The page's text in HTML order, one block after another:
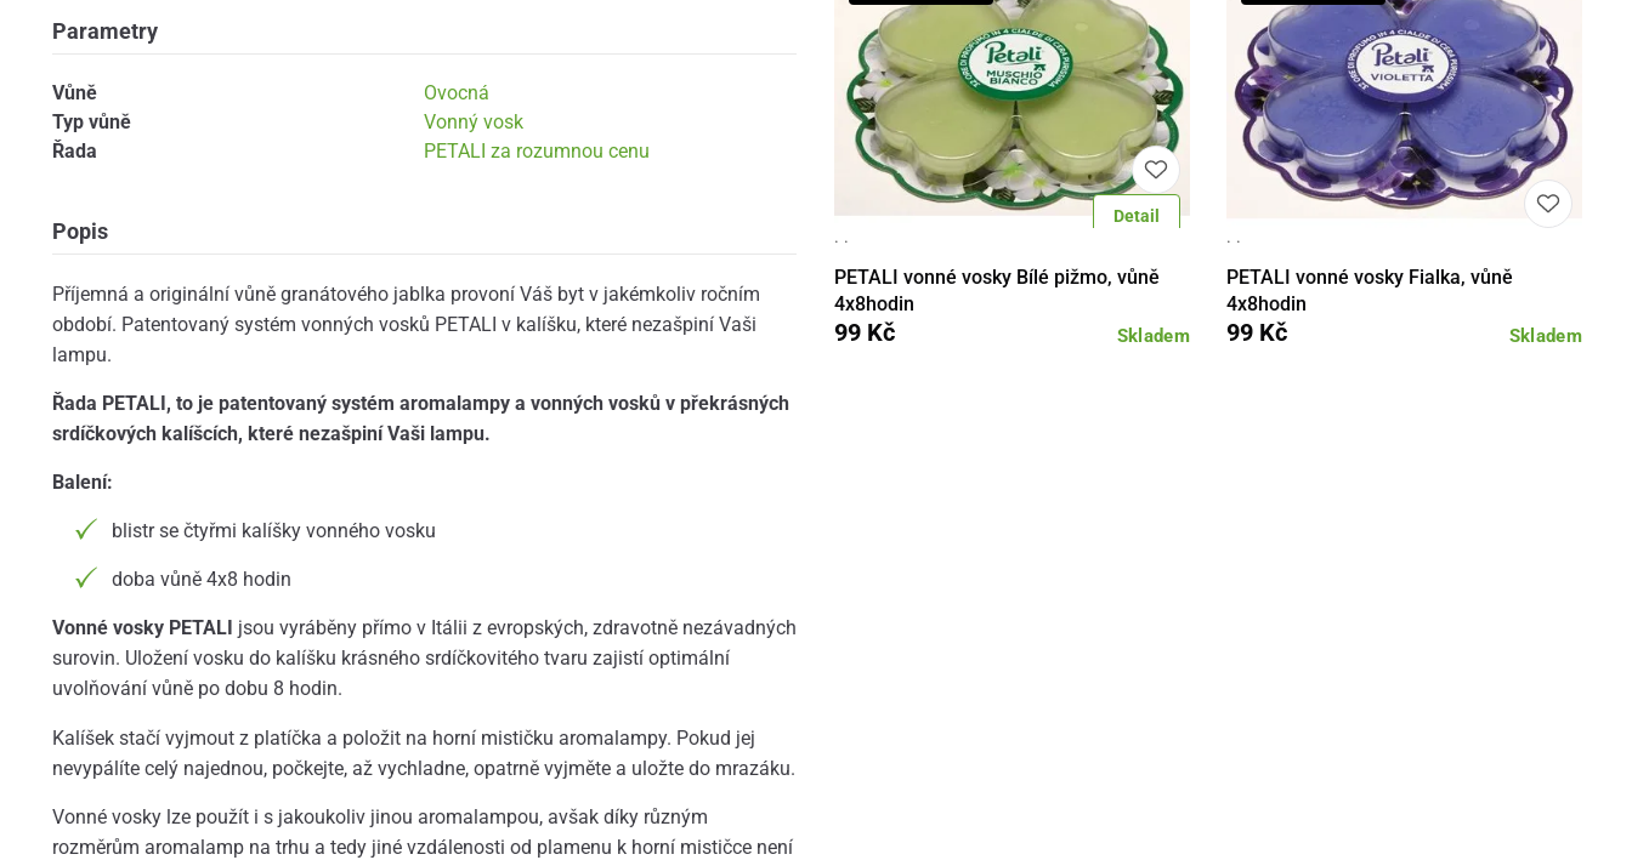
Parametry
Vůně
Ovocná
Typ vůně
Vonný vosk
Řada
PETALI za rozumnou cenu
Popis
Příjemná a originální vůně granátového jablka provoní Váš byt v jakémkoliv ročním
období. Patentovaný systém vonných vosků PETALI v kalíšku, které nezašpiní Vaši
lampu.
Řada PETALI, to je patentovaný systém aromalampy a vonných vosků v překrásných
srdíčkových kalíšcích, které nezašpiní Vaši lampu.
Balení:
blistr se čtyřmi kalíšky vonného vosku
doba vůně 4x8 hodin
Vonné vosky PETALI jsou vyráběny přímo v Itálii z evropských, zdravotně nezávadných
surovin. Uložení vosku do kalíšku krásného srdíčkovitého tvaru zajistí optimální
uvolňování vůně po dobu 8 hodin.
Kalíšek stačí vyjmout z platíčka a položit na horní mističku aromalampy. Pokud jej
nevypálíte celý najednou, počkejte, až vychladne, opatrně vyjměte a uložte do mrazáku.
Vonné vosky lze použít i s jakoukoliv jinou aromalampou, avšak díky různým
rozměrům aromalamp na trhu a tedy jiné vzdálenosti od plamenu k horní mističce není
Detail
· ·
PETALI vonné vosky Bílé pižmo, vůně
4x8hodin
Skladem
99 Kč
· ·
PETALI vonné vosky Fialka, vůně
4x8hodin
Skladem
99 Kč